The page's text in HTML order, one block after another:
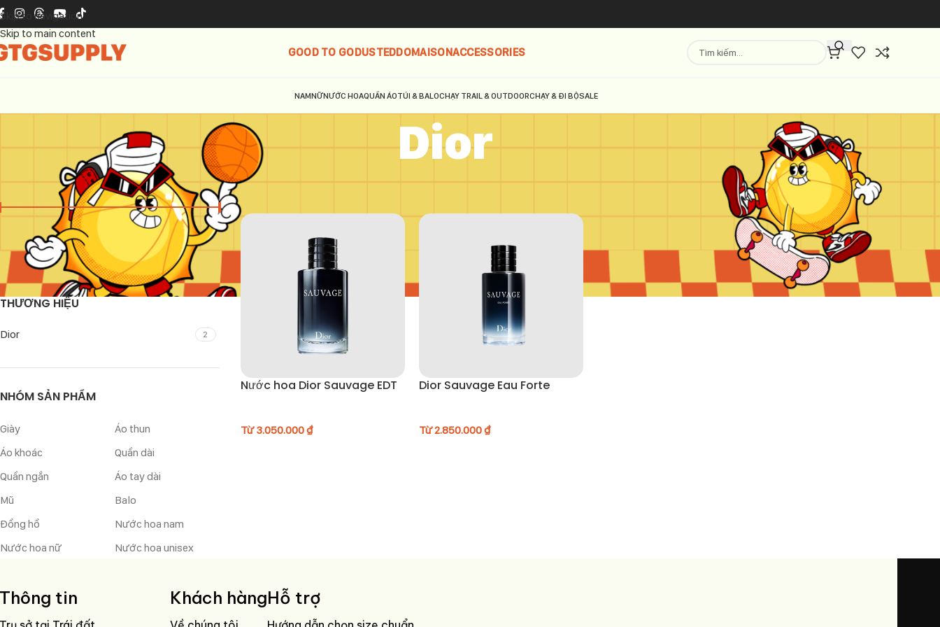
Skip to navigation
Skip to main content
GOOD TO GODUSTEDDOMAISONACCESSORIES
NAMNỮNƯỚC HOAQUẦN ÁOTÚI & BALOCHẠY TRAIL & OUTDOORCHẠY & ĐI BỘSALE
Dior
GIÁ
LỌC
2.850.000 ₫— 3.550.000 ₫
THƯƠNG HIỆU
Dior 2
NHÓM SẢN PHẨM
Giày
Áo thun
Áo khoác
Quần dài
Quần ngắn
Áo tay dài
Mũ
Balo
Đồng hồ
Nước hoa nam
Nước hoa nữ
Nước hoa unisex
Trang chủ Dior Hiển thị 9 12 18 24
Nước hoa Dior Sauvage EDT
Từ3.050.000₫
Dior Sauvage Eau Forte
Từ2.850.000₫
Thông tin Khách hàngHỗ trợ